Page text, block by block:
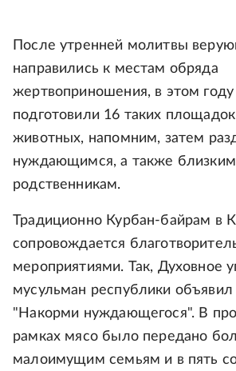
После утренней молитвы
направились к местам обряда
жертвоприношения, в этом
подготовили 16 таких
животных, напомним, затем
нуждающимся, а также
родственникам.
Традиционно Курбан-байрам в
сопровождается
мероприятиями. Так, Духовное
мусульман республики
"Накорми нуждающегося". В
рамках мясо было передано
малоимущим семьям и в пять